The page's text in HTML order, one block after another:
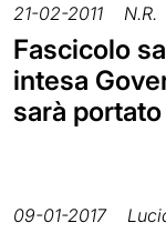
21-02-2011 N.R.
Fascicolo
intesa
sarà
09-01-2017